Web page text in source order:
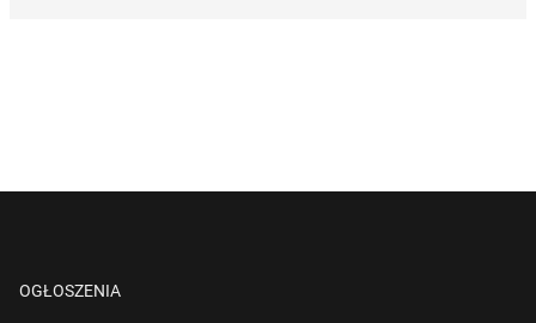
OGŁOSZENIA